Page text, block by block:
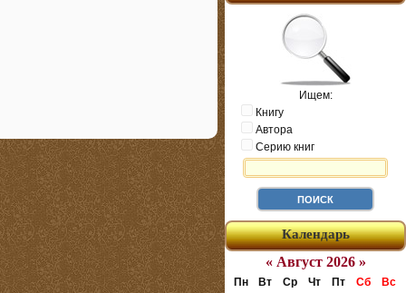
Ищем:
Книгу
Автора
Серию книг
Календарь
« Август 2026 »
Пн Вт Ср Чт Пт Сб Вс